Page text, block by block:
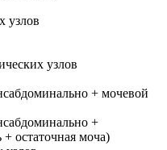
узлов
узлов
+ мочевой
+
остаточная моча)